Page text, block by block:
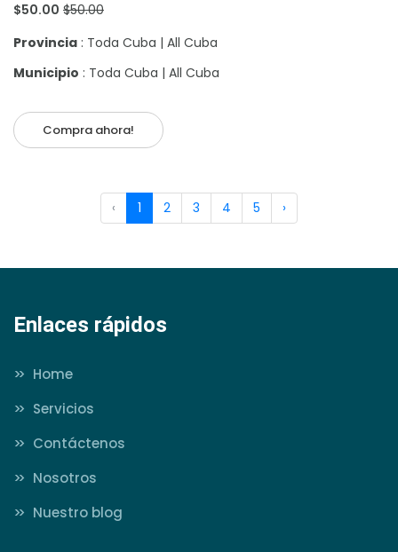
$50.00 $50.00
Provincia : Toda Cuba | All Cuba
Municipio : Toda Cuba | All Cuba
Compra ahora!
‹ 1 2 3 4 5 ›
Enlaces rápidos
>>
Home
>>
Servicios
>>
Contáctenos
>>
Nosotros
>>
Nuestro blog